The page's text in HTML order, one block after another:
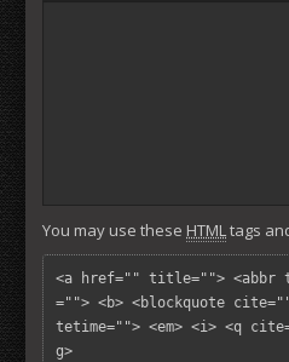
You may use these HTMLtags
<a href="" title=""> <abbr
=""> <b> <blockquote
tetime=""> <em> <i> <q
g>